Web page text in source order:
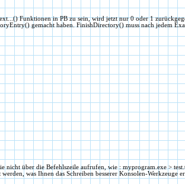
Funktionen in PB zu sein, wird jetzt nur 0 oder 1
gemacht haben. FinishDirectory() muss nach jedem
über die Befehlszeile aufrufen, wie : myprogram.exe >
was Ihnen das Schreiben besserer Konsolen-Werkzeuge